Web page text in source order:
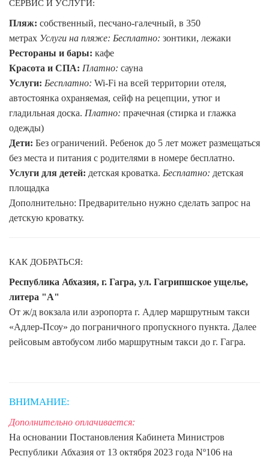
СЕРВИС И УСЛУГИ:
Пляж: собственный, песчано-галечный, в 350
метрах Услуги на пляже: Бесплатно: зонтики, лежаки
Рестораны и бары: кафе
Красота и СПА: Платно: сауна
Услуги: Бесплатно: Wi-Fi на всей территории отеля,
автостоянка охраняемая, сейф на рецепции, утюг и
гладильная доска. Платно: прачечная (стирка и глажка
одежды)
Дети: Без ограничений. Ребенок до 5 лет может размещаться
без места и питания с родителями в номере бесплатно.
Услуги для детей: детская кроватка. Бесплатно: детская
площадка
Дополнительно: Предварительно нужно сделать запрос на
детскую кроватку.
КАК ДОБРАТЬСЯ:
Республика Абхазия, г. Гагра, ул. Гагрипшское ущелье,
литера "А"
От ж/д вокзала или аэропорта г. Адлер маршрутным такси
«Адлер-Псоу» до пограничного пропускного пункта. Далее
рейсовым автобусом либо маршрутным такси до г. Гагра.
ВНИМАНИЕ:
Дополнительно оплачивается:
На основании Постановления Кабинета Министров
Республики Абхазия от 13 октября 2023 года Nº106 на